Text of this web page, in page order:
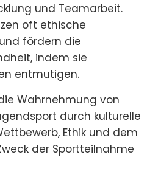
Werten und
der Sieg priorisiert,
Sichtweise auf
zum Erfolg führt.
wettbewerbsintensive
Denkweise fördern, die
im Sinne der Leistung
andere Kulturen Fair